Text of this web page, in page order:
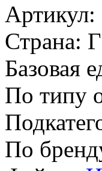
Артикул:
Страна:
Базовая
По типу
По